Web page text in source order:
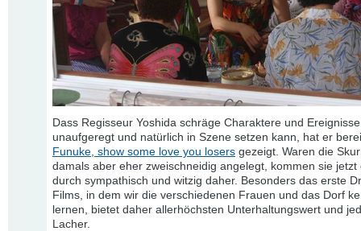
Dass Regisseur Yoshida schräge Charaktere und
unaufgeregt und natürlich in Szene setzen kann, hat er
Funuke, show some love you losers gezeigt. Waren die
damals aber eher zweischneidig angelegt, kommen sie jetzt
durch sympathisch und witzig daher. Besonders das erste
Films, in dem wir die verschiedenen Frauen und das Dorf
lernen, bietet daher allerhöchsten Unterhaltungswert und
Lacher.